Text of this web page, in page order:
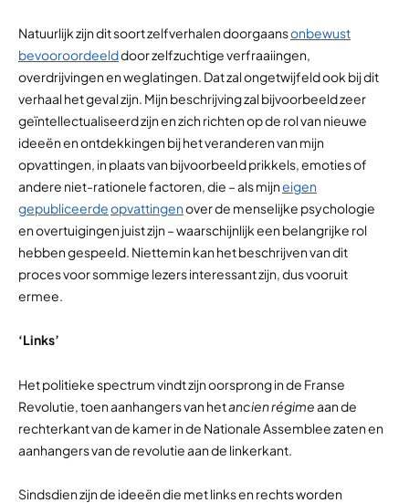
Natuurlijk zijn dit soort zelfverhalen doorgaansonbewust
bevooroordeelddoor zelfzuchtige verfraaiingen,
overdrijvingen en weglatingen. Dat zal ongetwijfeld ook bij dit
verhaal het geval zijn. Mijn beschrijving zal bijvoorbeeld zeer
geïntellectualiseerd zijn en zich richten op de rol van nieuwe
ideeën en ontdekkingen bij het veranderen van mijn
opvattingen, in plaats van bijvoorbeeld prikkels, emoties of
andere niet-rationele factoren, die – als mijneigen
gepubliceerdeopvattingenover de menselijke psychologie
en overtuigingen juist zijn – waarschijnlijk een belangrijke rol
hebben gespeeld. Niettemin kan het beschrijven van dit
proces voor sommige lezers interessant zijn, dus vooruit
ermee.
‘Links’
Het politieke spectrum vindt zijn oorsprong in de Franse
Revolutie, toen aanhangers van hetancien régimeaan de
rechterkant van de kamer in de Nationale Assemblee zaten en
aanhangers van de revolutie aan de linkerkant.
Sindsdien zijn de ideeën die met links en rechts worden